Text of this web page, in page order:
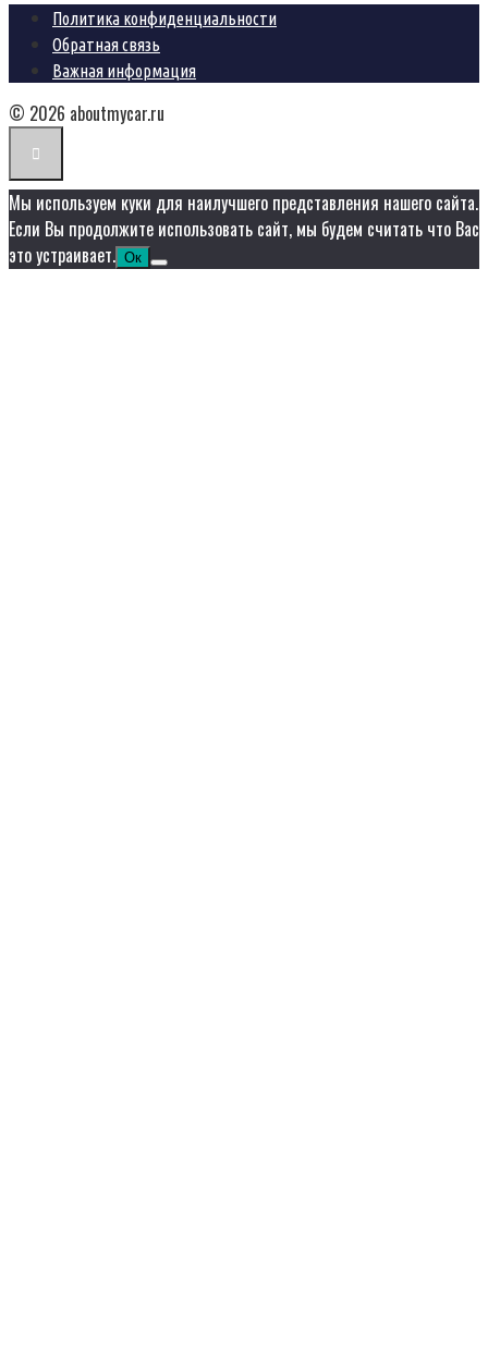
Политика конфиденциальности
Обратная связь
Важная информация
© 2026 aboutmycar.ru
Мы используем куки для наилучшего представления нашего сайта.
Если Вы продолжите использовать сайт, мы будем считать что Вас
это устраивает. Ок